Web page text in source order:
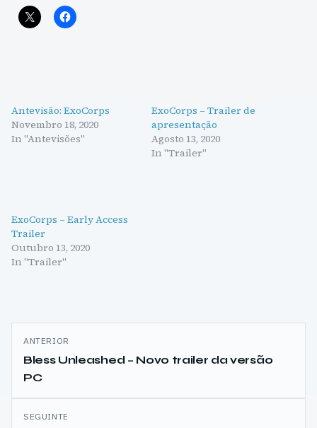
Antevisão: ExoCorps
Novembro 18, 2020
In "Antevisões"
ExoCorps – Trailer de
apresentação
Agosto 13, 2020
In "Trailer"
ExoCorps – Early Access
Trailer
Outubro 13, 2020
In "Trailer"
Navegação
de
artigos
ANTERIOR
Bless Unleashed – Novo trailer da versão
PC
SEGUINTE